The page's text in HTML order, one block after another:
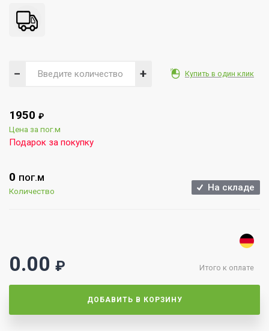
Купить в один клик
− +
1950 ₽
Цена за пог.м
Подарок за покупку
0 ПОГ.М
Количество На складе
Итого к оплате
0.00 ₽
ДОБАВИТЬ В КОРЗИНУ